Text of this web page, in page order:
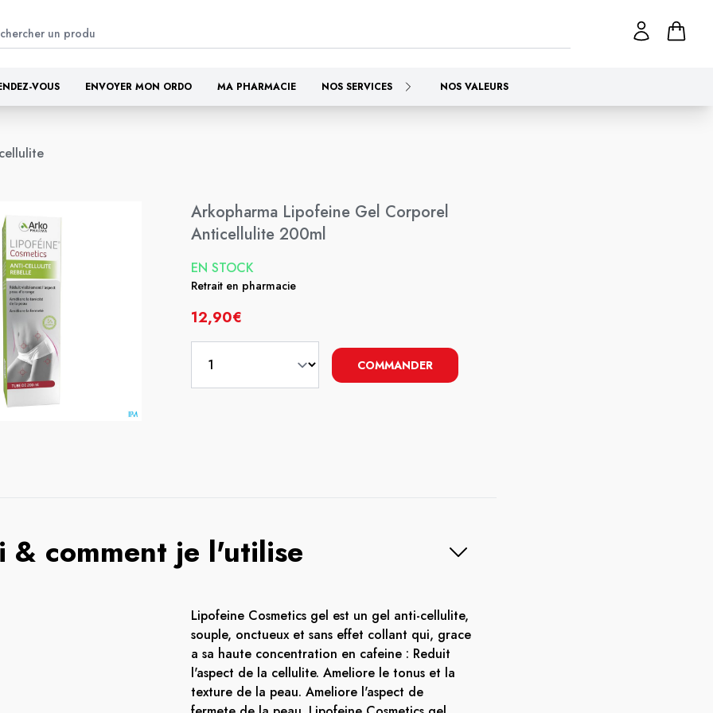
VOUS ENVOYER MON ORDO MA PHARMACIE NOS SERVICES NOS VALEURS
Arkopharma Lipofeine Gel Corporel
Anticellulite 200ml
EN STOCK
Retrait en pharmacie
12,90€
COMMANDER
& comment je l'utilise
Lipofeine Cosmetics gel est un gel anti-cellulite,
souple, onctueux et sans effet collant qui, grace
a sa haute concentration en cafeine : Reduit
l'aspect de la cellulite. Ameliore le tonus et la
texture de la peau. Ameliore l'aspect de